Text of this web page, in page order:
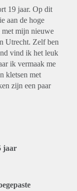
19 jaar. Op dit
aan de hoge
met mijn nieuwe
Utrecht. Zelf ben
vind ik het leuk
ik vermaak me
kletsen met
zijn een paar
jaar